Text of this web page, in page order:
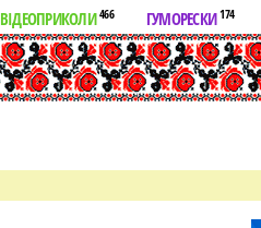
ВІДЕОПРИКОЛИ466 ГУМОРЕСКИ174